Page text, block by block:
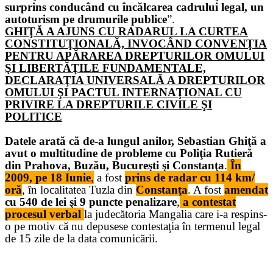
surprins conducând cu încălcarea cadrului legal, un
autoturism pe drumurile publice”.
GHIŢĂ A AJUNS CU RADARUL LA CURTEA
CONSTITUŢIONALĂ, INVOCÂND CONVENŢIA
PENTRU APĂRAREA DREPTURILOR OMULUI
ŞI LIBERTĂŢILE FUNDAMENTALE,
DECLARAŢIA UNIVERSALĂ A DREPTURILOR
OMULUI ŞI PACTUL INTERNAŢIONAL CU
PRIVIRE LA DREPTURILE CIVILE ŞI
POLITICE
Datele arată că de-a lungul anilor, Sebastian Ghiţă a
avut o multitudine de probleme cu Poliţia Rutieră
din Prahova, Buzău, Bucureşti şi Constanţa. În
2009, pe 18 Iunie, a fost prins de radar cu 114 km/
oră, în localitatea Tuzla din Constanţa. A fost amendat
cu 540 de lei şi 9 puncte penalizare, a contestat
procesul verbal la judecătoria Mangalia care i-a respins-
o pe motiv că nu depusese contestaţia în termenul legal
de 15 zile de la data comunicării.